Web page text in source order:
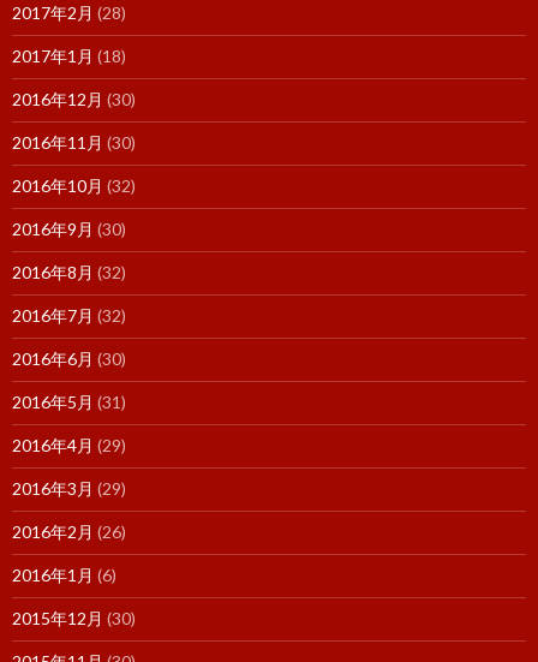
2017年2月 (28)
2017年1月 (18)
2016年12月 (30)
2016年11月 (30)
2016年10月 (32)
2016年9月 (30)
2016年8月 (32)
2016年7月 (32)
2016年6月 (30)
2016年5月 (31)
2016年4月 (29)
2016年3月 (29)
2016年2月 (26)
2016年1月 (6)
2015年12月 (30)